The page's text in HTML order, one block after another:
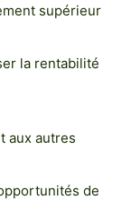
supérieur
la rentabilité
aux autres
de